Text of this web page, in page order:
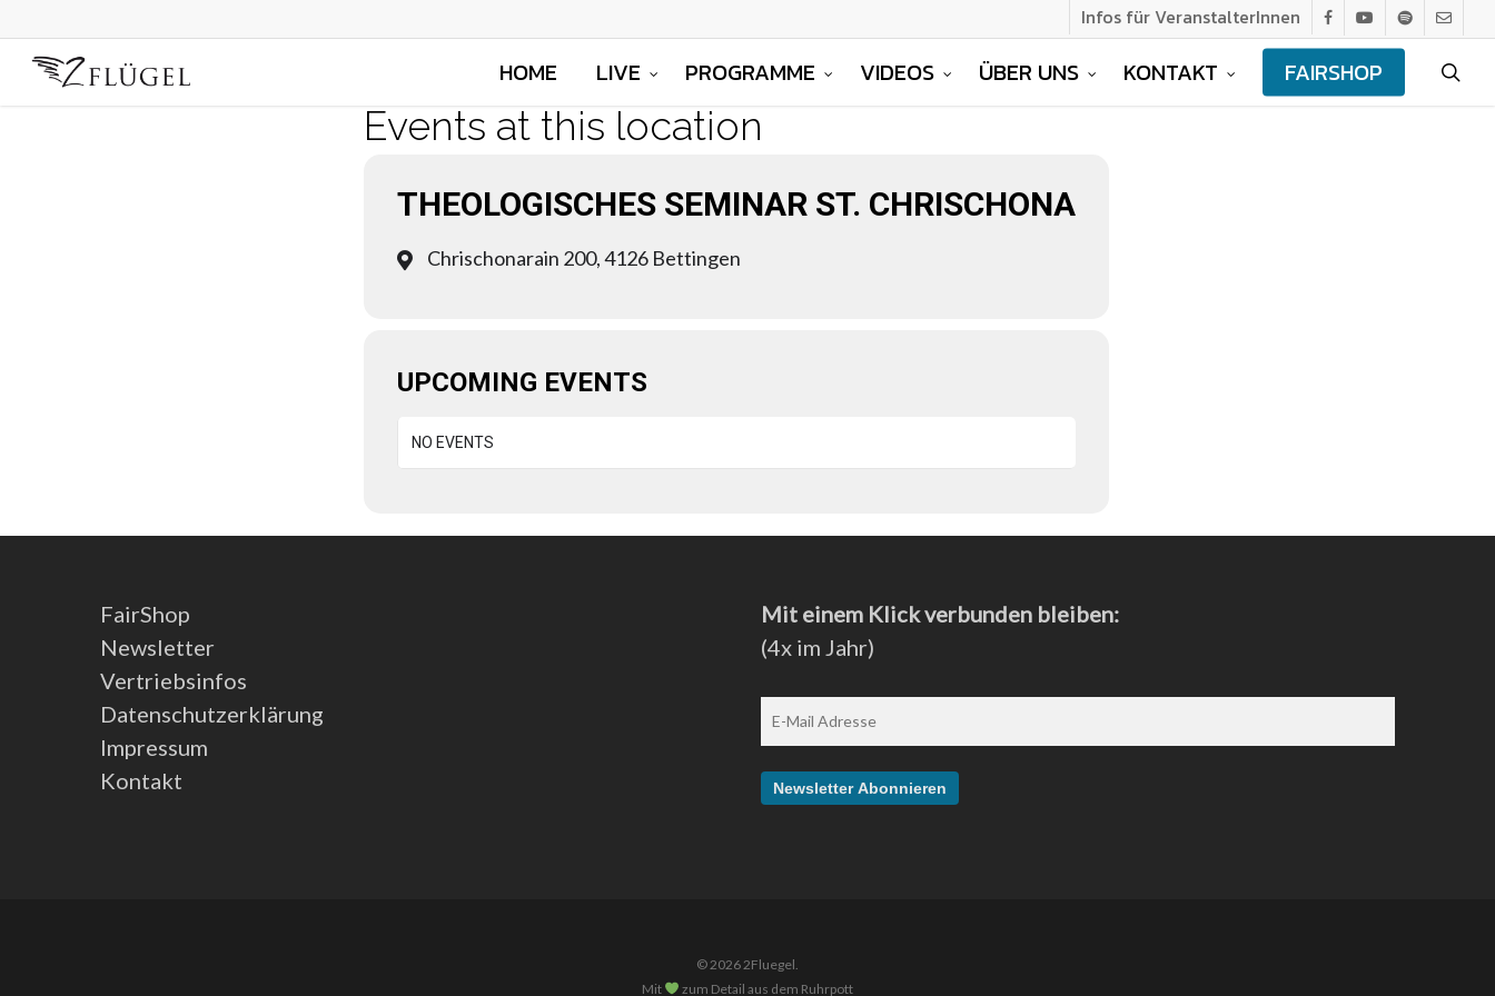
facebook
youtubespotifyemail
Infos für VeranstalterInnen
HOME LIVE PROGRAMME VIDEOS ÜBER UNS KONTAKT FAIRSHOP
Events at this location
THEOLOGISCHES SEMINAR ST. CHRISCHONA
Chrischonarain 200, 4126 Bettingen
UPCOMING EVENTS
NO EVENTS
FairShop
Newsletter
Vertriebsinfos
Datenschutzerklärung
Impressum
Kontakt
Mit einem Klick verbunden bleiben:
(4x im Jahr)
© 2026 2Fluegel.
Mit
zum Detail aus dem Ruhrpott